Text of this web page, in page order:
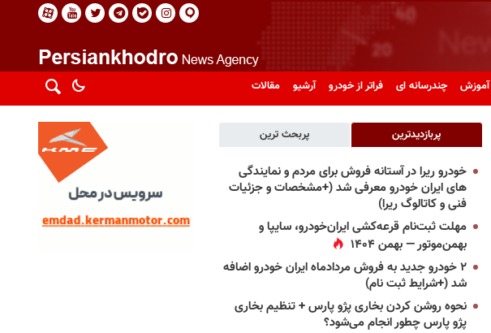
آموزش چندرسانه ای فراتر از خودرو آرشیو مقالات
پربازدیدترین پربحث ترین
خودرو ریرا در آستانه فروش برای مردم و نمایندگی
های ایران خودرو معرفی شد (+مشخصات و جزئیات
فنی و کاتالوگ ریرا)
مهلت ثبت‌نام قرعه‌کشی ایران‌خودرو، سایپا و
بهمن‌موتور — بهمن ۱۴۰۴
۲ خودرو جدید به فروش مردادماه ایران خودرو اضافه
شد (+شرایط ثبت نام)
نحوه روشن کردن بخاری پژو پارس + تنظیم بخاری
پژو پارس چطور انجام می‌شود؟